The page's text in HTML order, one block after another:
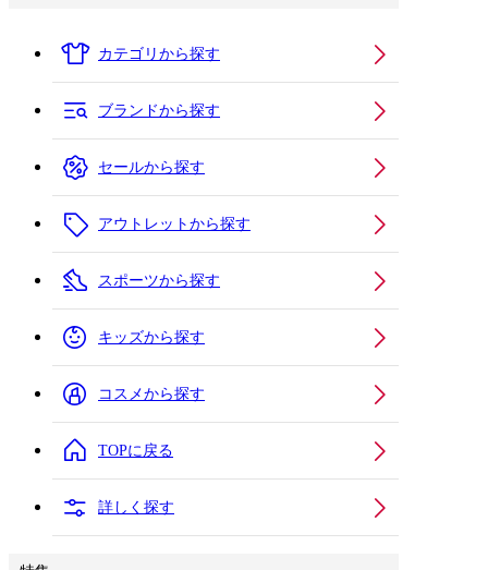
カテゴリから探す
ブランドから探す
セールから探す
アウトレットから探す
スポーツから探す
キッズから探す
コスメから探す
TOPに戻る
詳しく探す